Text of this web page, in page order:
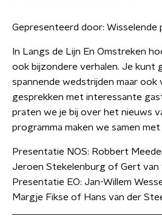
Gepresenteerd door: Wisselende
In Langs de Lijn En Omstreken
ook bijzondere verhalen. Je kunt
spannende wedstrijden maar ook
gesprekken met interessante
praten we je bij over het nieuws
programma maken we samen met
Presentatie NOS: Robbert
Jeroen Stekelenburg of Gert van
Presentatie EO: Jan-Willem
Margje Fikse of Hans van der